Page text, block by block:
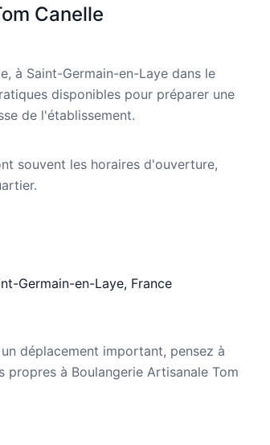
Canelle
à Saint-Germain-en-Laye dans le
disponibles pour préparer une
de l'établissement.
souvent les horaires d'ouverture,
Germain-en-Laye, France
déplacement important, pensez à
à Boulangerie Artisanale Tom